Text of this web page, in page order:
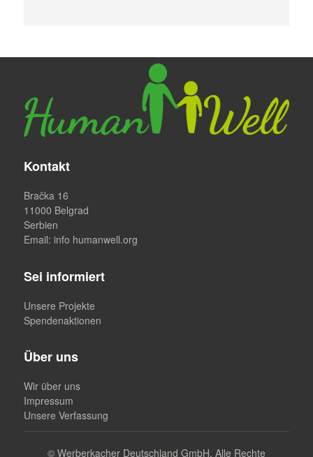
Kontakt
Bračka 16
11000 Belgrad
Serbien
Email: info humanwell.org
Sei informiert
Unsere Projekte
Spendenaktionen
Über uns
Wir über uns
Impressum
Unsere Verfassung
© Werberkacher Deutschland GmbH. Alle Rechte